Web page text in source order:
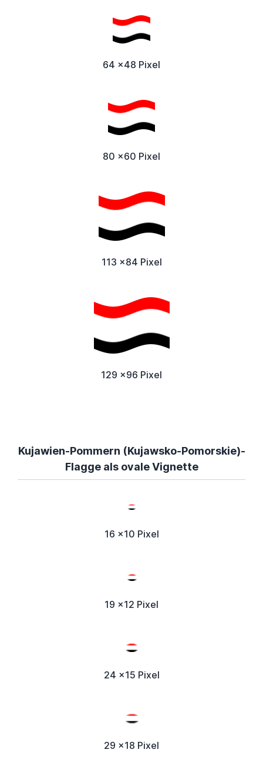
64 x48 Pixel
80 x60 Pixel
113 x84 Pixel
129 x96 Pixel
Kujawien-Pommern (Kujawsko-Pomorskie)-
Flagge als ovale Vignette
16 x10 Pixel
19 x12 Pixel
24 x15 Pixel
29 x18 Pixel